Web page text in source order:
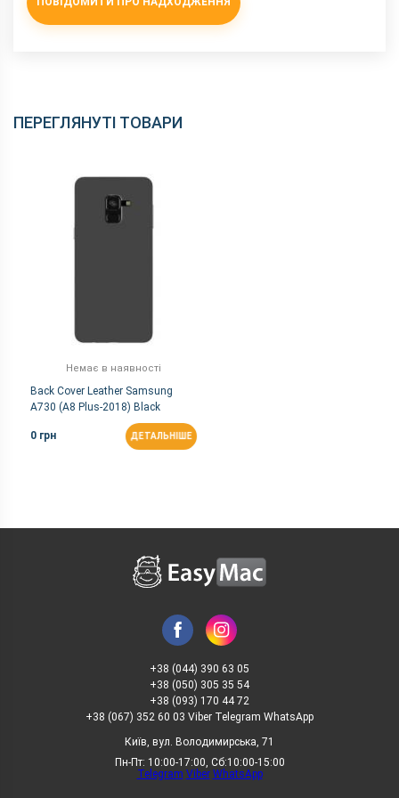
ПЕРЕГЛЯНУТІ ТОВАРИ
Немає в наявності
Back Cover Leather Samsung
A730 (A8 Plus-2018) Black
0 грн ДЕТАЛЬНІШЕ
+38 (044) 390 63 05
+38 (050) 305 35 54
+38 (093) 170 44 72
+38 (067) 352 60 03 Viber Telegram WhatsApp
Київ, вул. Володимирська, 71
Пн-Пт: 10:00-17:00, Сб:10:00-15:00
Telegram Viber WhatsApp